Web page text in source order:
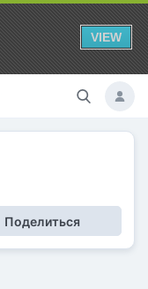
VIEW
Поделиться